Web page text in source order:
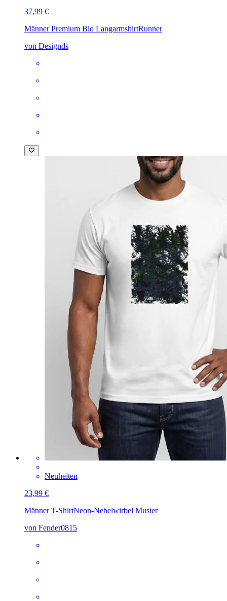
37,99 €
Männer Premium Bio LangarmshirtRunner
von Designds
Neuheiten
23,99 €
Männer T-ShirtNeon-Nebelwirbel Muster
von Fender0815